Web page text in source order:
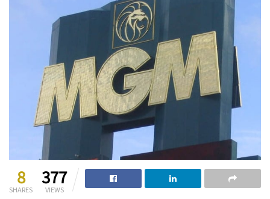
8
SHARES
377
VIEWS